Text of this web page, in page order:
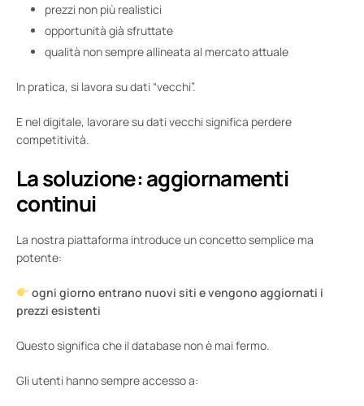
prezzi non più realistici
opportunità già sfruttate
qualità non sempre allineata al mercato attuale
In pratica, si lavora su dati “vecchi”.
E nel digitale, lavorare su dati vecchi significa perdere
competitività.
La soluzione: aggiornamenti
continui
La nostra piattaforma introduce un concetto semplice ma
potente:
ogni giorno entrano nuovi siti e vengono aggiornati i
prezzi esistenti
Questo significa che il database non è mai fermo.
Gli utenti hanno sempre accesso a: